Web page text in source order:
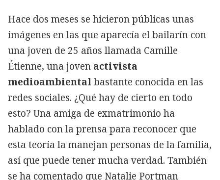
Hace dos meses se hicieron públicas unas
imágenes en las que aparecía el bailarín con
una joven de 25 años llamada Camille
Étienne, una joven activista
medioambiental bastante conocida en las
redes sociales. ¿Qué hay de cierto en todo
esto? Una amiga de exmatrimonio ha
hablado con la prensa para reconocer que
esta teoría la manejan personas de la familia,
así que puede tener mucha verdad. También
se ha comentado que Natalie Portman